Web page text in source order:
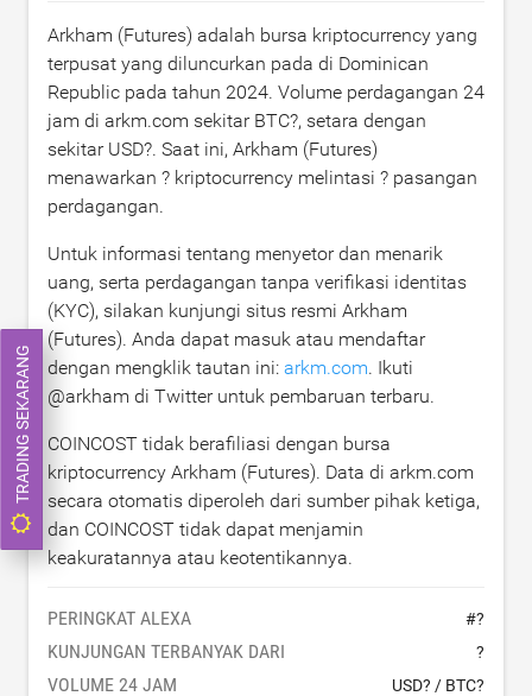
Arkham (Futures) adalah bursa kriptocurrency yang
terpusat yang diluncurkan pada di Dominican
Republic pada tahun 2024. Volume perdagangan 24
jam di arkm.com sekitar BTC?, setara dengan
sekitar USD?. Saat ini, Arkham (Futures)
menawarkan ? kriptocurrency melintasi ? pasangan
perdagangan.
Untuk informasi tentang menyetor dan menarik
uang, serta perdagangan tanpa verifikasi identitas
(KYC), silakan kunjungi situs resmi Arkham
(Futures). Anda dapat masuk atau mendaftar
dengan mengklik tautan ini: arkm.com. Ikuti
@arkham di Twitter untuk pembaruan terbaru.
COINCOST tidak berafiliasi dengan bursa
kriptocurrency Arkham (Futures). Data di arkm.com
secara otomatis diperoleh dari sumber pihak ketiga,
dan COINCOST tidak dapat menjamin
keakuratannya atau keotentikannya.
PERINGKAT ALEXA #?
KUNJUNGAN TERBANYAK DARI ?
VOLUME 24 JAM USD? / BTC?
TRADING SEKARANG